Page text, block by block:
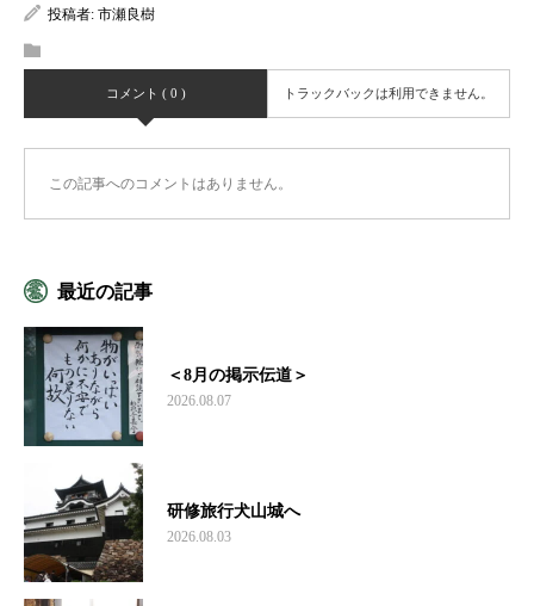
投稿者: 市瀬良樹
コメント ( 0 ) トラックバックは利用できません。
この記事へのコメントはありません。
最近の記事
＜8月の掲示伝道＞
2026.08.07
研修旅行犬山城へ
2026.08.03